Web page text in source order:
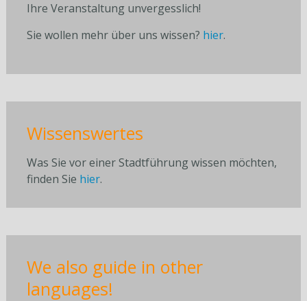
Ihre Veranstaltung unvergesslich!
Sie wollen mehr über uns wissen? hier.
Wissenswertes
Was Sie vor einer Stadtführung wissen möchten,
finden Sie hier.
We also guide in other
languages!